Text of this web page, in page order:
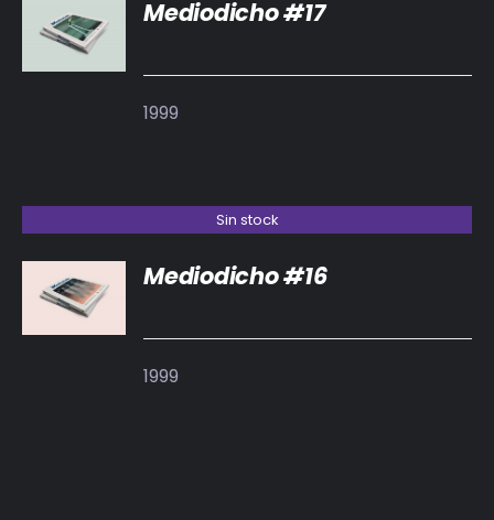
DETALLES
Mediodicho #17
1999
Sin stock
DETALLES
Mediodicho #16
1999